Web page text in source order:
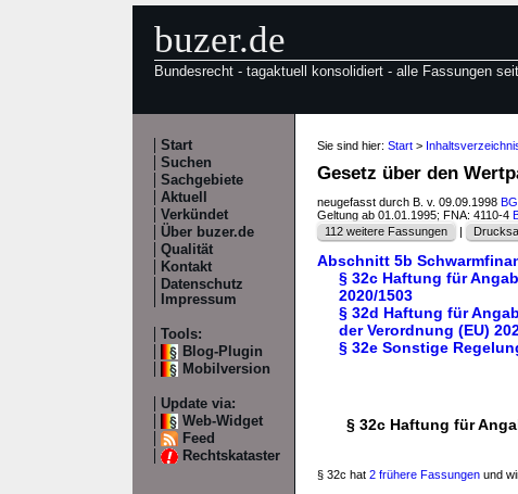
buzer.de
Bundesrecht - tagaktuell konsolidiert - alle Fassungen
Start
Suchen
Sachgebiete
Aktuell
Verkündet
Über buzer.de
Qualität
Kontakt
Datenschutz
Impressum
Tools:
Blog-Plugin
Mobilversion
Update via:
Web-Widget
Feed
Rechtskataster
Sie sind hier: Start >
Gesetz über den
neugefasst durch B. v. 09.09.1998
Geltung ab 01.01.1995; FNA: 4110-4
112 weitere Fassungen
|
Abschnitt 5b
§ 32c Haftung für
2020/1503
§ 32d Haftung für
der Verordnung (EU)
§ 32e Sonstige
§ 32c Haftung für
§ 32c hat 2 frühere Fassungen und